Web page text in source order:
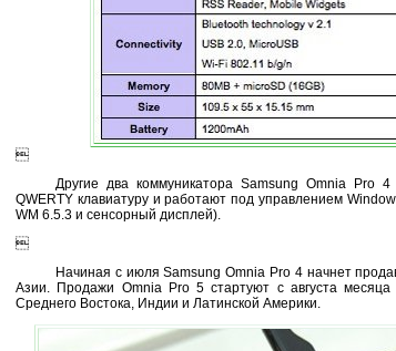

Другие два коммуникатора Samsung Omnia
QWERTY клавиатуру и работают под управлением
WM 6.5.3 и сенсорный дисплей).

Начиная с июля Samsung Omnia Pro 4 начнет
Азии. Продажи Omnia Pro 5 стартуют с августа
Среднего Востока, Индии и Латинской Америки.